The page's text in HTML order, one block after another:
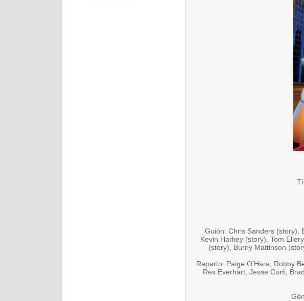
Guión: Chris Sanders (story),
Kevin Harkey (story), Tom
(story), Burny Mattinson
Reparto: Paige O'Hara, Robby
Rex Everhart, Jesse Corti,